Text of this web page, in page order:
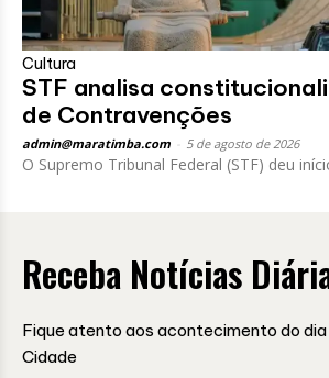
Cultura
STF analisa
de Contravenções
admin@maratimba.com 5 de agosto de 2026
O Supremo Tribunal Federal (STF) deu
Receba Notícias
Fique atento aos acontecimento do dia
Cidade